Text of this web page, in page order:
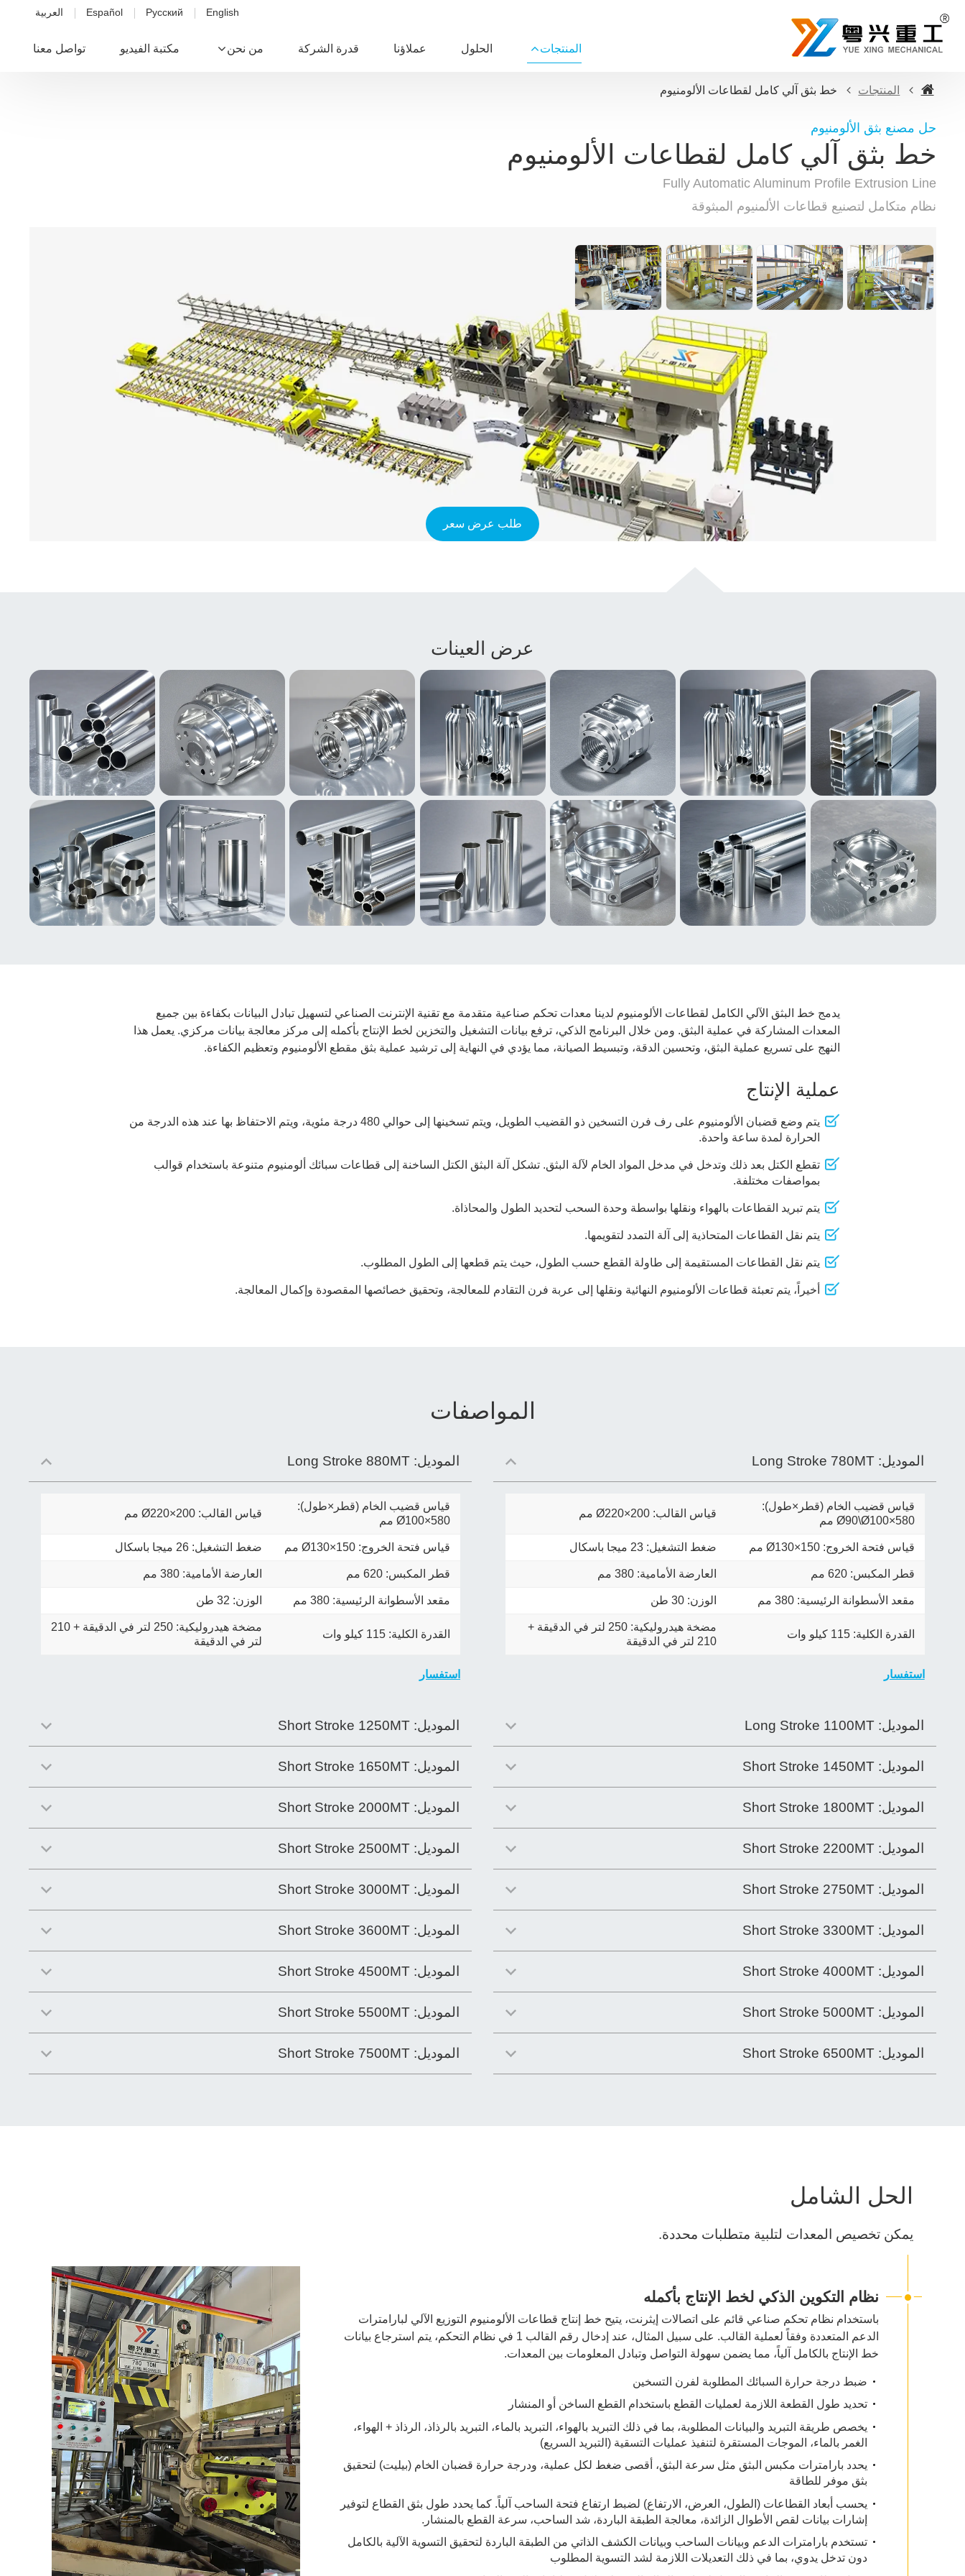
English
Русский
Español العربية
المنتجات الحلول عملاؤنا قدرة الشركة من نحن مكتبة الفيديو تواصل معنا
المنتجات خط بثق آلي كامل لقطاعات الألومنيوم
حل مصنع بثق الألومنيوم
خط بثق آلي كامل لقطاعات الألومنيوم
Fully Automatic Aluminum Profile Extrusion Line
نظام متكامل لتصنيع قطاعات الألمنيوم المبثوقة
طلب عرض سعر
عرض العينات
يدمج خط البثق الآلي الكامل لقطاعات الألومنيوم لدينا معدات تحكم صناعية متقدمة مع تقنية الإنترنت الصناعي لتسهيل تبادل البيانات بكفاءة بين جميع
المعدات المشاركة في عملية البثق. ومن خلال البرنامج الذكي، ترفع بيانات التشغيل والتخزين لخط الإنتاج بأكمله إلى مركز معالجة بيانات مركزي. يعمل هذا
النهج على تسريع عملية البثق، وتحسين الدقة، وتبسيط الصيانة، مما يؤدي في النهاية إلى ترشيد عملية بثق مقطع الألومنيوم وتعظيم الكفاءة.
عملية الإنتاج
يتم وضع قضبان الألومنيوم على رف فرن التسخين ذو القضيب الطويل، ويتم تسخينها إلى حوالي 480 درجة مئوية، ويتم الاحتفاظ بها عند هذه الدرجة من
الحرارة لمدة ساعة واحدة.
تقطع الكتل بعد ذلك وتدخل في مدخل المواد الخام لآلة البثق. تشكل آلة البثق الكتل الساخنة إلى قطاعات سبائك ألومنيوم متنوعة باستخدام قوالب
بمواصفات مختلفة.
يتم تبريد القطاعات بالهواء ونقلها بواسطة وحدة السحب لتحديد الطول والمحاذاة.
يتم نقل القطاعات المتحاذية إلى آلة التمدد لتقويمها.
يتم نقل القطاعات المستقيمة إلى طاولة القطع حسب الطول، حيث يتم قطعها إلى الطول المطلوب.
أخيراً، يتم تعبئة قطاعات الألومنيوم النهائية ونقلها إلى عربة فرن التقادم للمعالجة، وتحقيق خصائصها المقصودة وإكمال المعالجة.
المواصفات
الموديل:Long Stroke 780MT
قياس قضيب الخام (قطر×طول):
Ø90\Ø100×580 مم
قياس القالب:Ø220×200 مم
قياس فتحة الخروج:Ø130×150 مم ضغط التشغيل: 23 ميجا باسكال
قطر المكبس: 620 مم العارضة الأمامية: 380 مم
مقعد الأسطوانة الرئيسية: 380 مم الوزن: 30 طن
القدرة الكلية: 115 كيلو وات
مضخة هيدروليكية: 250 لتر في الدقيقة
+
210 لتر في الدقيقة
استفسار
الموديل: Long Stroke 880MT
قياس قضيب الخام (قطر×طول):
Ø100×580مم
قياس القالب: Ø220×200مم
قياس فتحة الخروج: Ø130×150مم ضغط التشغيل: 26 ميجا باسكال
قطر المكبس: 620 مم العارضة الأمامية: 380 مم
مقعد الأسطوانة الرئيسية: 380 مم الوزن: 32 طن
القدرة الكلية: 115 كيلو وات
مضخة هيدروليكية: 250 لتر في الدقيقة +
210
لتر في الدقيقة
استفسار
الموديل:Long Stroke 1100MT الموديل: Short Stroke 1250MT
الموديل:Short Stroke 1450MT الموديل: Short Stroke 1650MT
الموديل:Short Stroke 1800MT الموديل: Short Stroke 2000MT
الموديل:Short Stroke 2200MT الموديل: Short Stroke 2500MT
الموديل:Short Stroke 2750MT الموديل: Short Stroke 3000MT
الموديل:Short Stroke 3300MT الموديل: Short Stroke 3600MT
الموديل:Short Stroke 4000MT الموديل: Short Stroke 4500MT
الموديل:Short Stroke 5000MT الموديل: Short Stroke 5500MT
الموديل:Short Stroke 6500MT الموديل: Short Stroke 7500MT
الحل الشامل
يمكن تخصيص المعدات لتلبية متطلبات محددة.
نظام التكوين الذكي لخط الإنتاج بأكمله
باستخدام نظام تحكم صناعي قائم على اتصالات إيثرنت، يتيح خط إنتاج قطاعات الألومنيوم التوزيع الآلي لبارامترات
الدعم المتعددة وفقاً لعملية القالب. على سبيل المثال، عند إدخال رقم القالب 1 في نظام التحكم، يتم استرجاع بيانات
خط الإنتاج بالكامل آلياً، مما يضمن سهولة التواصل وتبادل المعلومات بين المعدات.
ضبط درجة حرارة السبائك المطلوبة لفرن التسخين
تحديد طول القطعة اللازمة لعمليات القطع باستخدام القطع الساخن أو المنشار
يخصص طريقة التبريد والبيانات المطلوبة، بما في ذلك التبريد بالهواء، التبريد بالماء، التبريد بالرذاذ، الرذاذ + الهواء،
الغمر بالماء، الموجات المستقرة لتنفيذ عمليات التسقية (التبريد السريع)
يحدد بارامترات مكبس البثق مثل سرعة البثق، أقصى ضغط لكل عملية، ودرجة حرارة قضبان الخام (بيليت) لتحقيق
بثق موفر للطاقة
يحسب أبعاد القطاعات (الطول، العرض، الارتفاع) لضبط ارتفاع فتحة الساحب آلياً. كما يحدد طول بثق القطاع لتوفير
إشارات بيانات لقص الأطوال الزائدة، معالجة الطبقة الباردة، شد الساحب، سرعة القطع بالمنشار.
تستخدم بارامترات الدعم وبيانات الساحب وبيانات الكشف الذاتي من الطبقة الباردة لتحقيق التسوية الآلية بالكامل
دون تدخل يدوي، بما في ذلك التعديلات اللازمة لشد التسوية المطلوب